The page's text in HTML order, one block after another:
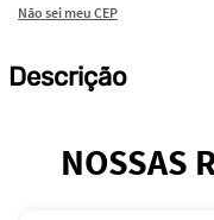
Não sei meu CEP
Descrição
NOSSAS